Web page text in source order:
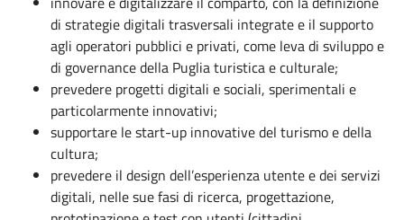
di strategie digitali trasversali integrate e il supporto
agli operatori pubblici e privati, come leva di sviluppo e
di governance della Puglia turistica e culturale;
prevedere progetti digitali e sociali, sperimentali e
particolarmente innovativi;
supportare le start-up innovative del turismo e della
cultura;
prevedere il design dell’esperienza utente e dei servizi
digitali, nelle sue fasi di ricerca, progettazione,